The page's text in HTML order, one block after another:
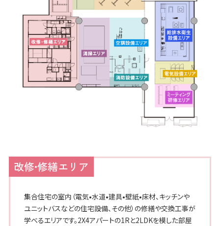
改修•修繕エリア
集合住宅の室内（電気•水道•建具•壁紙•床材、キッチンや
ユニットバスなどの住宅設備、その他）の修繕や交換工事が
学べるエリアです。2X4アパートの1Rと2LDKを模した部屋